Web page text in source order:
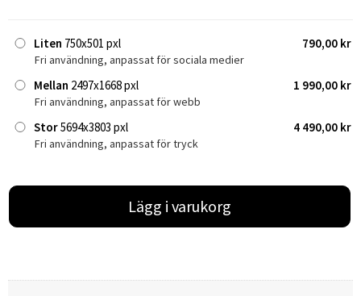
Liten 750x501 pxl 790,00 kr
Fri användning, anpassat för sociala medier
Mellan 2497x1668 pxl 1 990,00 kr
Fri användning, anpassat för webb
Stor5694x3803 pxl 4 490,00 kr
Fri användning, anpassat för tryck
Lägg i varukorg